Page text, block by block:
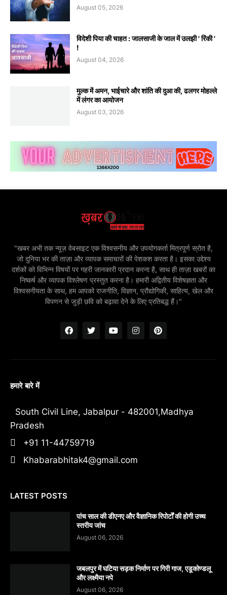
August 05, 2026
विदेशी पिया की चाहत : जालसाजी के जाल में उलझी ' रिंकी '
!
August 04, 2026
मुल्क में अमन, भाईचारे और शांति की दुआ की, ढलगर मोहल्ले
में लंगर का आयोजन
August 03, 2026
"खबर अभी तक न्यूज़ वेबसाइट एक विश्वसनीय और उपयोगकर्ता मित्रपूर्ण स्रोत है,
जो दुनिया भर की ताज़ा और व्यापक समाचारों की पेशकश करता है। इसका उद्देश्य
दर्शकों को विभिन्न विषयों पर गहरी जानकारी प्रदान करना है, साथ ही ताज़ा खबरों का
निष्कर्ष और व्यापक विश्लेषण प्रस्तुत करना है। हमारी अद्वितीय विशेषज्ञता और
विश्वसनीयता के साथ, हम आपको राजनीति, विज्ञान, प्रौद्योगिकी, साहित्य, खेल और
विपणन से जुड़ी छवि को बढ़ावा देने के लिए प्रतिबद्ध हैं।"
हमारे बारे में
South Civil Line, Jabalpur - 482001,Madhya
Pradesh
+91 11-44759719
Khabarabhitak4@gmail.com
LATEST POSTS
पांच साल की डीएनए और वैज्ञानिक रिपोर्टों की होगी उच्च
स्तरीय जांच
August 06, 2026
जबलपुर में घटिया सड़क निर्माण पर गिरी गाज, एडूकोण्डलू
और लक्ष्मैया नपे
August 06, 2026